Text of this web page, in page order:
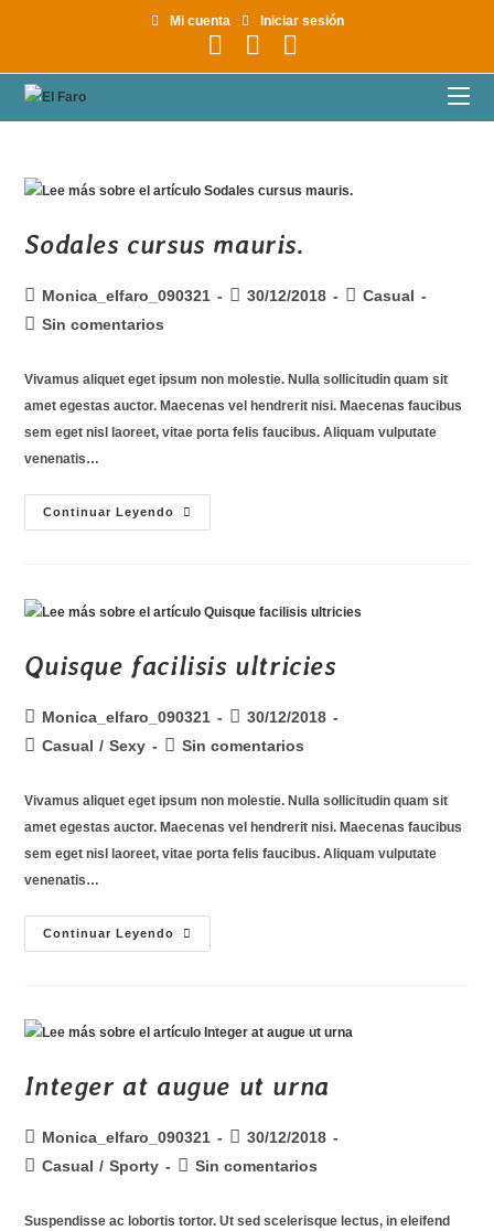
Mi cuenta Iniciar sesión
Sodales cursus mauris.
Monica_elfaro_090321 30/12/2018
Casual
Sin comentarios
Vivamus aliquet eget ipsum non molestie. Nulla sollicitudin quam sit
amet egestas auctor. Maecenas vel hendrerit nisi. Maecenas faucibus
sem eget nisl laoreet, vitae porta felis faucibus. Aliquam vulputate
venenatis…
Continuar Leyendo
Quisque facilisis ultricies
Monica_elfaro_090321
30/12/2018
Casual / Sexy Sin comentarios
Vivamus aliquet eget ipsum non molestie. Nulla sollicitudin quam sit
amet egestas auctor. Maecenas vel hendrerit nisi. Maecenas faucibus
sem eget nisl laoreet, vitae porta felis faucibus. Aliquam vulputate
venenatis…
Continuar Leyendo
Integer at augue ut urna
Monica_elfaro_090321
30/12/2018
Casual / Sporty Sin comentarios
Suspendisse ac lobortis tortor. Ut sed scelerisque lectus, in eleifend